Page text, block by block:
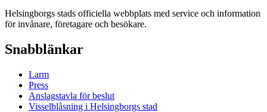
Helsingborgs stads officiella webbplats med service och information
för invånare, företagare och besökare.
Snabblänkar
Larm
Press
Anslagstavla för beslut
Visselblåsning i Helsingborgs stad